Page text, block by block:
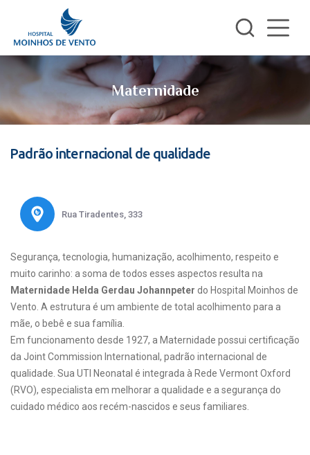
Maternidade
Padrão internacional de qualidade
Rua Tiradentes, 333
Segurança, tecnologia, humanização, acolhimento, respeito e
muito carinho: a soma de todos esses aspectos resulta na
Maternidade Helda Gerdau Johannpeter do Hospital Moinhos de
Vento. A estrutura é um ambiente de total acolhimento para a
mãe, o bebê e sua família.
Em funcionamento desde 1927, a Maternidade possui certificação
da Joint Commission International, padrão internacional de
qualidade. Sua UTI Neonatal é integrada à Rede Vermont Oxford
(RVO), especialista em melhorar a qualidade e a segurança do
cuidado médico aos recém-nascidos e seus familiares.